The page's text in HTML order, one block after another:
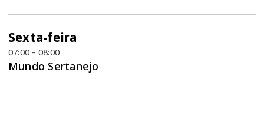
Sexta-feira
07:00 - 08:00
Mundo Sertanejo